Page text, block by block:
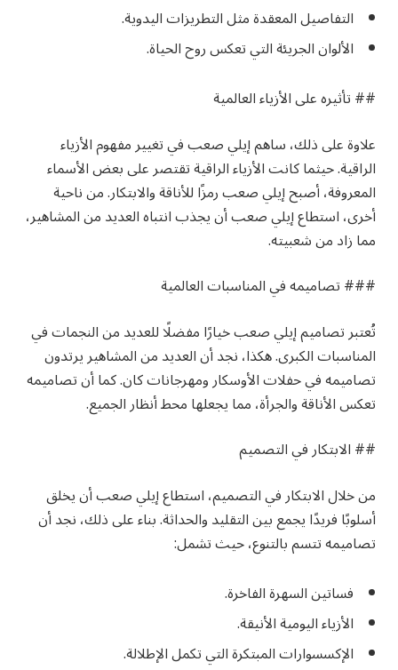
التفاصيل المعقدة مثل التطريزات اليدوية.
الألوان الجريئة التي تعكس روح الحياة.
## تأثيره على الأزياء العالمية
علاوة على ذلك، ساهم إيلي صعب في تغيير مفهوم الأزياء
الراقية. حيثما كانت الأزياء الراقية تقتصر على بعض الأسماء
المعروفة، أصبح إيلي صعب رمزًا للأناقة والابتكار. من ناحية
أخرى، استطاع إيلي صعب أن يجذب انتباه العديد من المشاهير،
مما زاد من شعبيته.
### تصاميمه في المناسبات العالمية
تُعتبر تصاميم إيلي صعب خيارًا مفضلًا للعديد من النجمات في
المناسبات الكبرى. هكذا، نجد أن العديد من المشاهير يرتدون
تصاميمه في حفلات الأوسكار ومهرجانات كان. كما أن تصاميمه
تعكس الأناقة والجرأة، مما يجعلها محط أنظار الجميع.
## الابتكار في التصميم
من خلال الابتكار في التصميم، استطاع إيلي صعب أن يخلق
أسلوبًا فريدًا يجمع بين التقليد والحداثة. بناء على ذلك، نجد أن
تصاميمه تتسم بالتنوع، حيث تشمل:
فساتين السهرة الفاخرة.
الأزياء اليومية الأنيقة.
الإكسسوارات المبتكرة التي تكمل الإطلالة.